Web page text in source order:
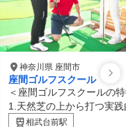
神奈川県 座間市
座間ゴルフスクール
＜座間ゴルフスクールの
1.天然芝の上から打つ実践
練習でスコアアップ！！
相武台前駅